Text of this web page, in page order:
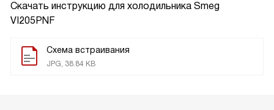
Скачать инструкцию для холодильника Smeg
VI205PNF
Схема встраивания
JPG, 38.84 KB